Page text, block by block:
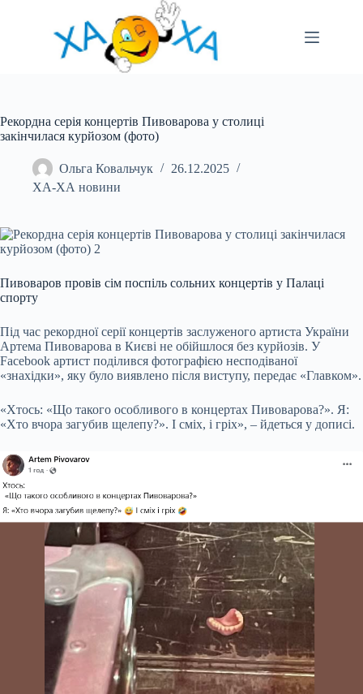
Рекордна серія концертів Пивоварова у столиці
закінчилася курйозом (фото)
Ольга Ковальчук
26.12.2025
ХА-ХА новини
Пивоваров провів сім поспіль сольних концертів у Палаці
спорту
Під час рекордної серії концертів заслуженого артиста України
Артема Пивоварова в Києві не обійшлося без курйозів. У
Facebook артист поділився фотографією несподіваної
«знахідки», яку було виявлено після виступу, передає «Главком».
«Хтось: «Що такого особливого в концертах Пивоварова?». Я:
«Хто вчора загубив щелепу?». І сміх, і гріх», – йдеться у дописі.